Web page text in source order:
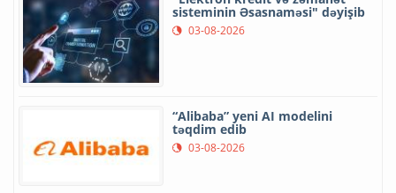
sisteminin Əsasnaməsi" dəyişib
03-08-2026
“Alibaba” yeni AI modelini
təqdim edib
03-08-2026